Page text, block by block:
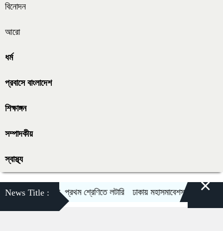
বিনোদন
আরো
ধর্ম
প্রবাসে বাংলাদেশ
শিক্ষাঙ্গন
সম্পাদকীয়
স্বাস্থ্য
News Title :
নবমে পরীক্ষা, প্রথম শ্রেণিতে লটারি ঢাকায় মহাসমাবেশসহ চার বিভাগে লং
×